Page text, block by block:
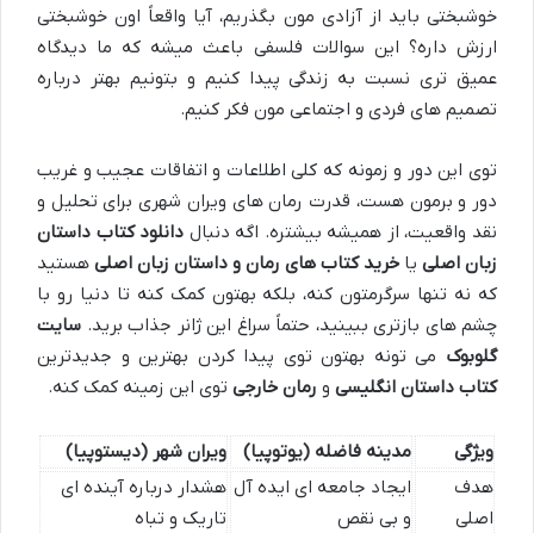
خوشبختی باید از آزادی مون بگذریم، آیا واقعاً اون خوشبختی
ارزش داره؟ این سوالات فلسفی باعث میشه که ما دیدگاه
عمیق تری نسبت به زندگی پیدا کنیم و بتونیم بهتر درباره
تصمیم های فردی و اجتماعی مون فکر کنیم.
توی این دور و زمونه که کلی اطلاعات و اتفاقات عجیب و غریب
دور و برمون هست، قدرت رمان های ویران شهری برای تحلیل و
نقد واقعیت، از همیشه بیشتره. اگه دنبال دانلود کتاب داستان
زبان اصلی یا خرید کتاب های رمان و داستان زبان اصلی هستید
که نه تنها سرگرمتون کنه، بلکه بهتون کمک کنه تا دنیا رو با
چشم های بازتری ببینید، حتماً سراغ این ژانر جذاب برید. سایت
گلوبوک می تونه بهتون توی پیدا کردن بهترین و جدیدترین
کتاب داستان انگلیسی و رمان خارجی توی این زمینه کمک کنه.
ویژگی مدینه فاضله (یوتوپیا)
ویران شهر (دیستوپیا)
هدف
اصلی
ایجاد جامعه ای ایده آل
و بی نقص
هشدار درباره آینده ای
تاریک و تباه